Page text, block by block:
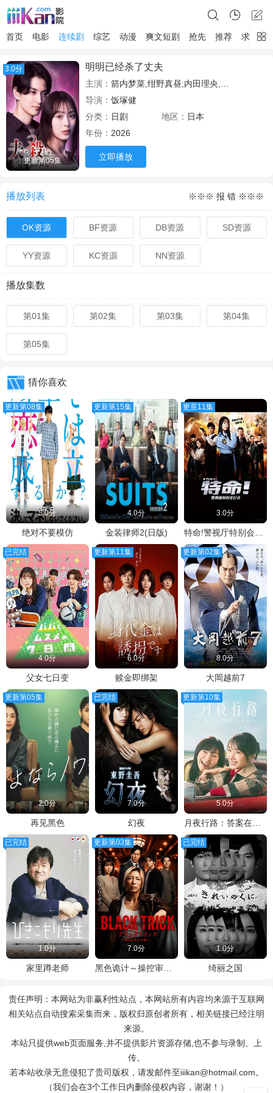
首页 电影 连续剧 综艺 动漫 爽文短剧 抢先 推荐 求片
3.0分
更新第05集
明明已经杀了丈夫
主演： 箭内梦菜,绀野真昼,内田理央,山下容莉枝,渡边圭祐,丹生明里,曾田陵介,小林亮太
导演： 饭塚健
分类： 日剧 地区： 日本
年份： 2026
立即播放
播放列表 ※※※ 报 错 ※※※
OK资源 BF资源 DB资源 SD资源
YY资源 KC资源 NN资源
播放集数
第01集 第02集 第03集 第04集
第05集
猜你喜欢
更新第08集
5.0分
绝对不要模仿
更新第15集
4.0分
金装律师2(日版)
更至11集
3.0分
已完结
4.0分
父女七日变
更新第11集
6.0分
赎金即绑架
更新第02集
8.0分
大岡越前7
更新第05集
2.0分
再见黑色
已完结
7.0分
幻夜
更新第10集
5.0分
月夜行路：答案在名作中
已完结
1.0分
家里蹲老师
更新第03集
7.0分
黑色诡计～操控审判的辩护人
已完结
1.0分
绮丽之国
责任声明：本网站为非赢利性站点，本网站所有内容均来源于互联网
相关站点自动搜索采集而来，版权归原创者所有，相关链接已经注明
来源。
本站只提供web页面服务,并不提供影片资源存储,也不参与录制、上
传。
若本站收录无意侵犯了贵司版权，请发邮件至iiikan@hotmail.com。
（我们会在3个工作日内删除侵权内容，谢谢！）